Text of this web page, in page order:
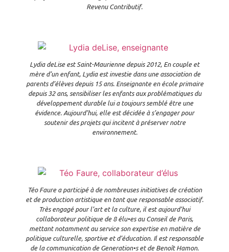
Revenu Contributif.
Lydia deLise est Saint-Maurienne depuis 2012, En couple et
mère d’un enfant, Lydia est investie dans une association de
parents d’élèves depuis 15 ans. Enseignante en école primaire
depuis 32 ans, sensibiliser les enfants aux problématiques du
développement durable lui a toujours semblé être une
évidence. Aujourd’hui, elle est décidée à s’engager pour
soutenir des projets qui incitent à préserver notre
environnement.
Téo Faure a participé à de nombreuses initiatives de création
et de production artistique en tant que responsable associatif.
Très engagé pour l’art et la culture, il est aujourd’hui
collaborateur politique de 8 élu•es au Conseil de Paris,
mettant notamment au service son expertise en matière de
politique culturelle, sportive et d’éducation. Il est responsable
de la communication de Generation•s et de Benoît Hamon.